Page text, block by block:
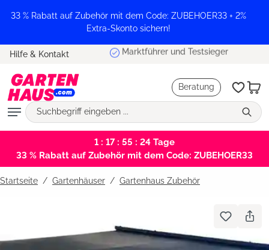
springen
33 % Rabatt auf Zubehör mit dem Code: ZUBEHOER33 + 2%
Extra-Skonto sichern!
Hilfe & Kontakt Marktführer und Testsieger
Beratung
1 : 17 : 55 : 24 Tage
33 % Rabatt auf Zubehör mit dem Code: ZUBEHOER33
Startseite Gartenhäuser / Gartenhaus Zubehör